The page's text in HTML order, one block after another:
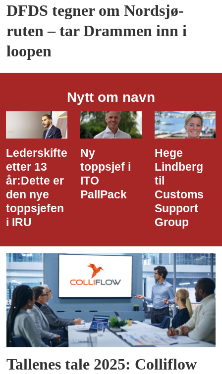
DFDS tegner om Nordsjø-
ruten – tar Drammen inn i
loopen
Nytt om navn
Ny
toppsjef i
ITO
PallPack
Hege
Lindberg
til
Customs
Dette er
den nye
i Narvik
Havn
Tallenes tale 2025: Colliflow